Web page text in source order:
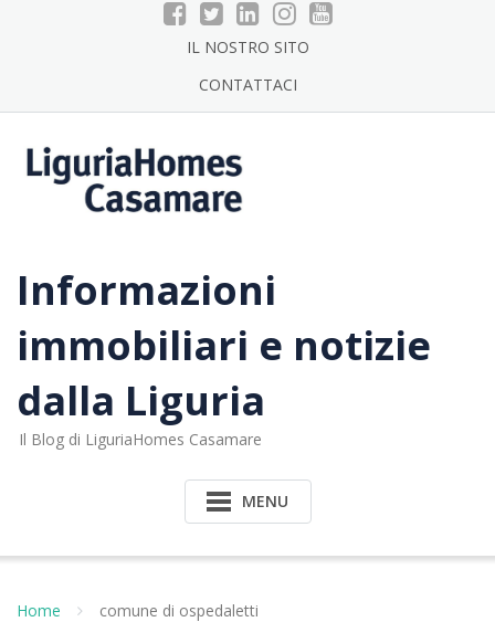
IL NOSTRO SITO
CONTATTACI
Informazioni
immobiliari e notizie
dalla Liguria
Il Blog di LiguriaHomes Casamare
MENU
Home comune di ospedaletti